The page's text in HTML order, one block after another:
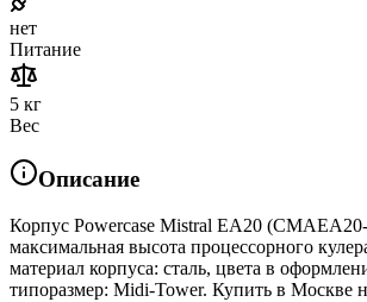
нет
Питание
5 кг
Вес
Описание
Корпус Powercase Mistral EA20
максимальная высота процессорного
материал корпуса: сталь, цвета в
типоразмер: Midi-Tower. Купить в Москве